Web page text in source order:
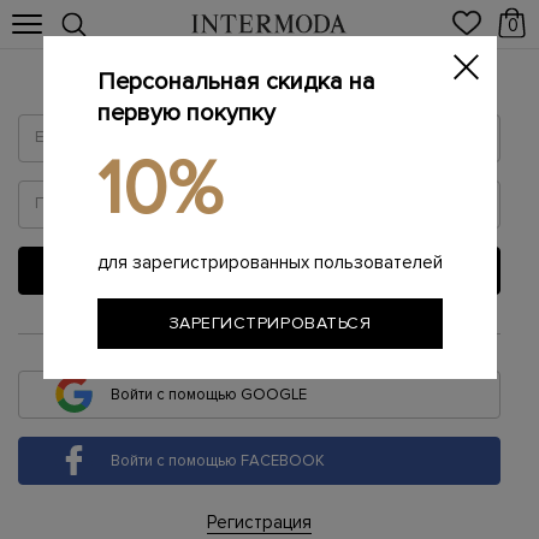
0
Войти
ВОЙТИ
или
Войти с помощью GOOGLE
Войти с помощью FACEBOOK
Регистрация
Персональная скидка на
первую покупку
10%
для зарегистрированных пользователей
ЗАРЕГИСТРИРОВАТЬСЯ